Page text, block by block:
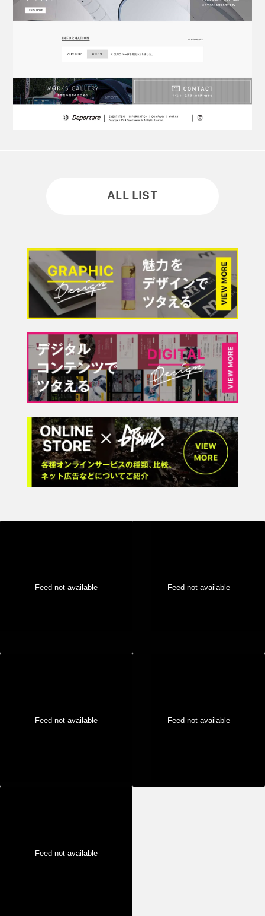
ALL LIST
Feed not available Feed not available
Feed not available Feed not available
Feed not available